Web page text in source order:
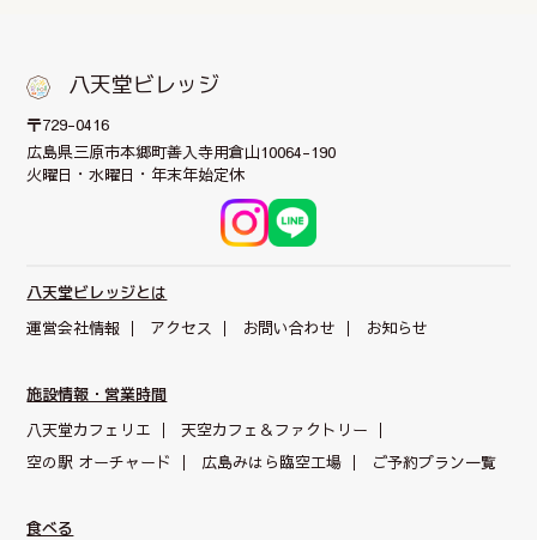
八天堂ビレッジ
〒729-0416
広島県三原市本郷町善入寺用倉山10064-190
火曜日・水曜日・年末年始定休
八天堂ビレッジとは
運営会社情報
アクセス お問い合わせ お知らせ
施設情報・営業時間
八天堂カフェリエ
天空カフェ＆ファクトリー
空の駅 オーチャード
広島みはら臨空工場 ご予約プラン一覧
食べる